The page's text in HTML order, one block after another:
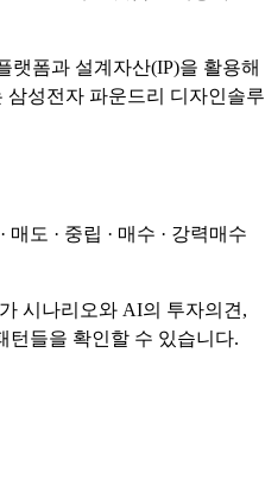
랫폼과 설계자산(IP)을 활용해
삼성전자 파운드리 디자인솔루
매도 · 중립 · 매수 · 강력매수
시나리오와 AI의 투자의견,
턴들을 확인할 수 있습니다.